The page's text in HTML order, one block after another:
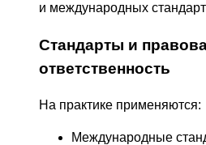
и международных
Стандарты и
ответственность
На практике применяются:
Международные